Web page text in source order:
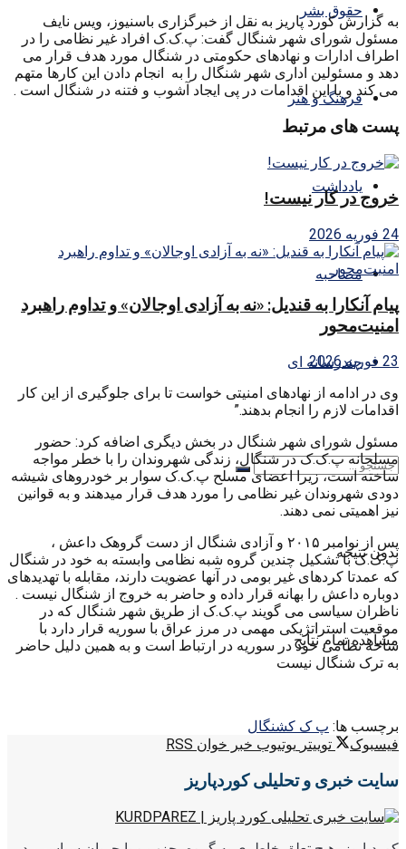
حقوق بشر
فرهنگ و هنر
یادداشت
مصاحبه
چندرسانه ای
بدون نتیجه
مشاهده تمام نتایج
به گزارش کورد پاریز به نقل از خبرگزاری باسنیوز، ویس نایف
مسئول شورای شهر شنگال گفت: پ.ک.ک افراد غیر نظامی را در
اطراف ادارات و نهادهای حکومتی در شنگال مورد هدف قرار می
دهد و مسئولین اداری شهر شنگال را به انجام دادن این کارها متهم
می کند و با این اقدامات در پی ایجاد آشوب و فتنه در شنگال است .
پست های مرتبط
خروج در کار نیست!
24 فوریه 2026
پیام آنکارا به قندیل: «نه به آزادی اوجالان» و تداوم راهبرد
امنیت‌محور
23 فوریه 2026
وی در ادامه از نهادهای امنیتی خواست تا برای جلوگیری از این کار
اقدامات لازم را انجام بدهند.”
مسئول شورای شهر شنگال در بخش دیگری اضافه کرد: حضور
مسلحانه پ.ک.ک در شنگال، زندگی شهروندان را با خطر مواجه
ساخته است، زیرا اعضای مسلح پ.ک.ک سوار بر خودروهای شیشه
دودی شهروندان غیر نظامی را مورد هدف قرار میدهند و به قوانین
نیز اهمیتی نمی دهند.
پس از نوامبر ۲۰۱۵ و آزادی شنگال از دست گروهک داعش ،
پ.ک.ک با تشکیل چندین گروه شبه نظامی وابسته به خود در شنگال
که عمدتا کردهای غیر بومی در آنها عضویت دارند، مقابله با تهدیدهای
دوباره داعش را بهانه قرار داده و حاضر به خروج از شنگال نیست .
ناظران سیاسی می گویند پ.ک.ک از طریق شهر شنگال که در
موقعیت استراتژیکی مهمی در مرز عراق با سوریه قرار دارد با
شاخه نظامی خود در سوریه در ارتباط است و به همین دلیل حاضر
به ترک شنگال نیست
برچسب ها: پ ک کشنگال
فیسبوک
توییتر یوتیوب خبر خوان RSS
سایت خبری و تحلیلی کوردپاریز